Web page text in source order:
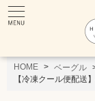
HOME ベーグル
【冷凍クール便配送